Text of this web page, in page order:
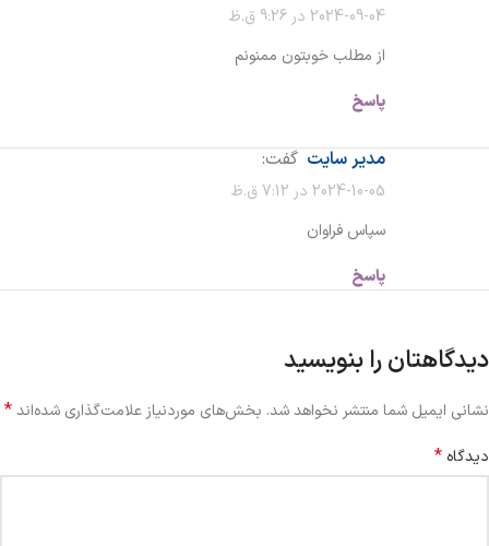
2024-09-04 در 9:26 ق.ظ
از مطلب خوبتون ممنونم
پاسخ
مدیر سایت گفت:
2024-10-05 در 7:12 ق.ظ
سپاس فراوان
پاسخ
دیدگاهتان را بنویسید
نشانی ایمیل شما منتشر نخواهد شد. بخش‌های موردنیاز علامت‌گذاری شده‌اند*
دیدگاه *